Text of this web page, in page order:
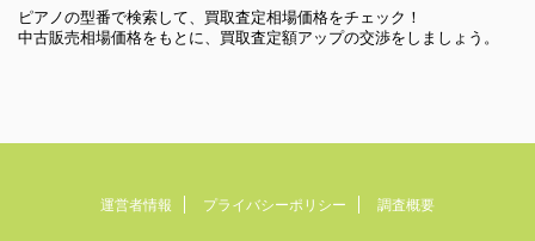
ピアノの型番で検索して、買取査定相場価格をチェック！
中古販売相場価格をもとに、買取査定額アップの交渉をしましょう。
運営者情報 プライバシーポリシー 調査概要